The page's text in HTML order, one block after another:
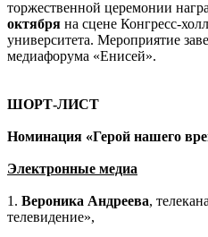
торжественной церемонии
октября на сцене Конгресс-
университета. Мероприятие
медиафорума «Енисей».
ШОРТ-ЛИСТ
Номинация «Герой нашего
Электронные медиа
1. Вероника Андреева,
телевидение»,